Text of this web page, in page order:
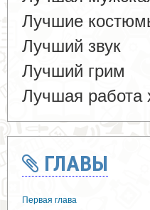
Лучшие
Лучший звук
Лучший грим
Лучшая работа
ГЛАВЫ
Первая глава